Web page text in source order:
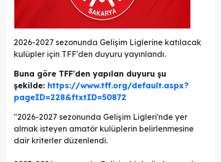
2026-2027 sezonunda Gelişim Liglerine katılacak
kulüpler için TFF'den duyuru yayınlandı.
Buna göre TFF'den yapılan duyuru şu
şekilde: https://www.tff.org/default.aspx?
pageID=228&ftxtID=50872
"2026-2027 sezonunda Gelişim Ligleri'nde yer
almak isteyen amatör kulüplerin belirlenmesine
dair kriterler düzenlendi.